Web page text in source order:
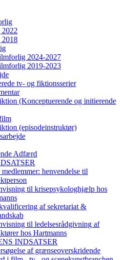
2024-2027
2019-2023
tv- og fiktionsserier
(Konceptuerende og initierende
(episodeinstruktør)
Adfærd
henvendelse til
til krisepsykologhjælp hos
af sekretariat &
til ledelsesrådgivning af
hos Hartmanns
INDSATSER
af grænseoverskridende